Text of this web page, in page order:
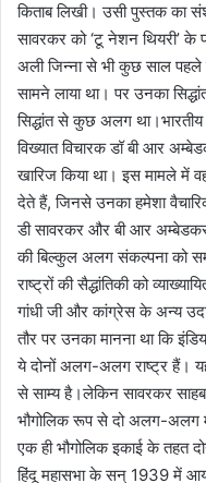
किताब लिखी। उसी पुस्तक का
सावरकर को ‘टू नेशन थियरी’ के
अली जिन्ना से भी कुछ साल पहले
सामने लाया था। पर उनका
सिद्धांत से कुछ अलग
विख्यात विचारक डॉ बी आर
खारिज किया था। इस मामले में
देते हैं, जिनसे उनका हमेशा
डी सावरकर और बी आर अम्बेडकर
की बिल्कुल अलग संकल्पना को
राष्ट्रों की सैद्धांतिकी को
गांधी जी और कांग्रेस के अन्य
तौर पर उनका मानना था कि
ये दोनों अलग-अलग राष्ट्र हैं।
से साम्य है।लेकिन सावरकर साहब
भौगोलिक रूप से दो अलग-अलग
एक ही भौगोलिक इकाई के तहत
हिंदू महासभा के सन् 1939 में